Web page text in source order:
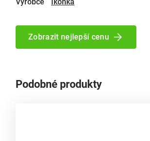
Zobrazit nejlepší cenu
Podobné produkty